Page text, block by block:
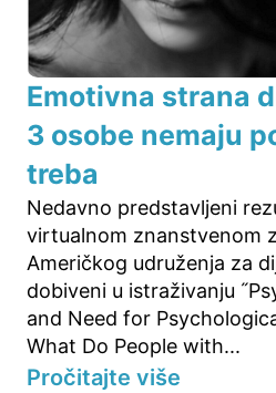
Emotivna strana
3 osobe nemaju
treba
Nedavno predstavljeni
virtualnom znanstvenom
Američkog udruženja za
dobiveni u istraživanju
and Need for
What Do People with...
Pročitajte više